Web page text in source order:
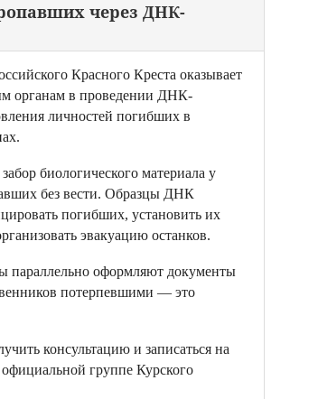
через ДНК-
Красного Креста оказывает
органам в проведении ДНК-
личностей погибших в
биологического материала у
без вести. Образцы ДНК
погибших, установить их
эвакуацию останков.
параллельно оформляют документы
потерпевшими — это
консультацию и записаться на
группе Курского